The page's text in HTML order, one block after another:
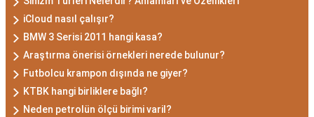
iCloud nasıl çalışır?
BMW 3 Serisi 2011 hangi kasa?
Araştırma önerisi örnekleri nerede bulunur?
Futbolcu krampon dışında ne giyer?
KTBK hangi birliklere bağlı?
Neden petrolün ölçü birimi varil?